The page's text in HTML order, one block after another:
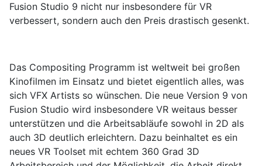
Fusion Studio 9 nicht nur insbesondere für VR
verbessert, sondern auch den Preis drastisch gesenkt.
Das Compositing Programm ist weltweit bei großen
Kinofilmen im Einsatz und bietet eigentlich alles, was
sich VFX Artists so wünschen. Die neue Version 9 von
Fusion Studio wird insbesondere VR weitaus besser
unterstützen und die Arbeitsabläufe sowohl in 2D als
auch 3D deutlich erleichtern. Dazu beinhaltet es ein
neues VR Toolset mit echtem 360 Grad 3D